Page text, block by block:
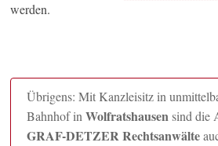
werden.
Übrigens: Mit Kanzleisitz in
Bahnhof inWolfratshausensind die
GRAF-DETZER Rechtsanwälte